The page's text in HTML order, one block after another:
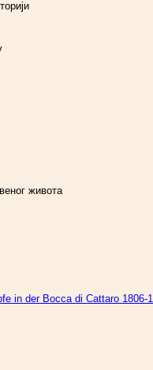
живота
in der Bocca di Cattaro 1806-